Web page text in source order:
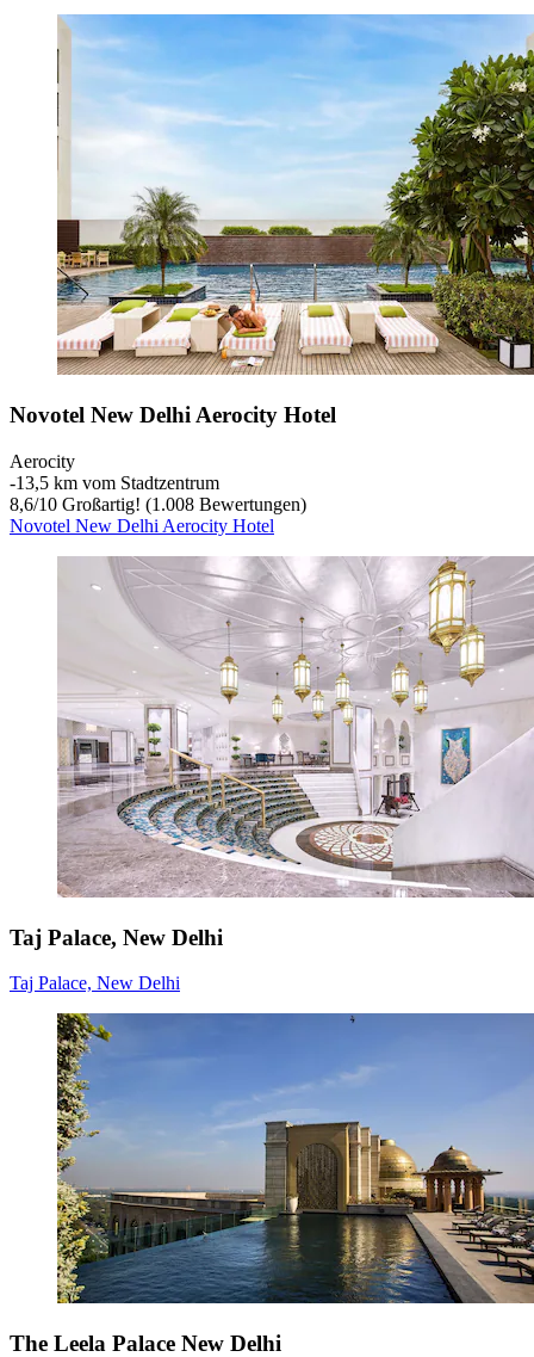
Novotel New Delhi Aerocity Hotel
Aerocity
‐13,5 km vom Stadtzentrum
8,6/10 Großartig! (1.008 Bewertungen)
Novotel New Delhi Aerocity Hotel
Taj Palace, New Delhi
Taj Palace, New Delhi
The Leela Palace New Delhi